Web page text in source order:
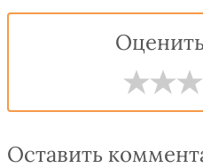
Оставить